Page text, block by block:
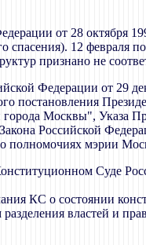
от 28 октября
12 февраля
признано не
Федерации от 29
постановления
Москвы", Указа
Российской
о полномочиях мэрии
Суде
КС о состоянии
властей и